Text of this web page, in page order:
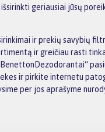
geriausiai jūsų
ir prekių savybių
ir greičiau rasti
ir pirkite internetu
per jos aprašyme